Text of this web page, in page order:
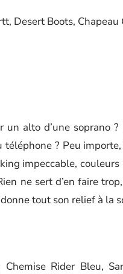
Desert Boots,
un alto d’une soprano
téléphone ? Peu
impeccable,
ne sert d’en faire
tout son relief à la
Chemise Rider Bleu,